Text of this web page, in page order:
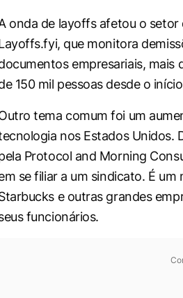
onda de layoffsafetou o setor
que monitora
empresariais, mais
150 mil pessoas desde o
tema comum foi um
nos Estados Unidos.
Protocol and Morning
se filiar a um sindicato. É
e outras grandes
funcionários.